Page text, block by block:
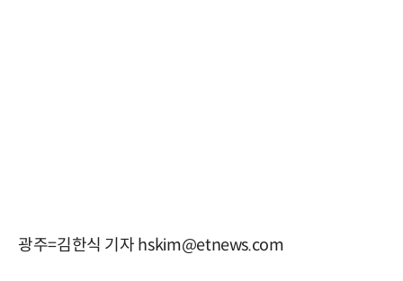
광주=김한식 기자 hskim@etnews.com